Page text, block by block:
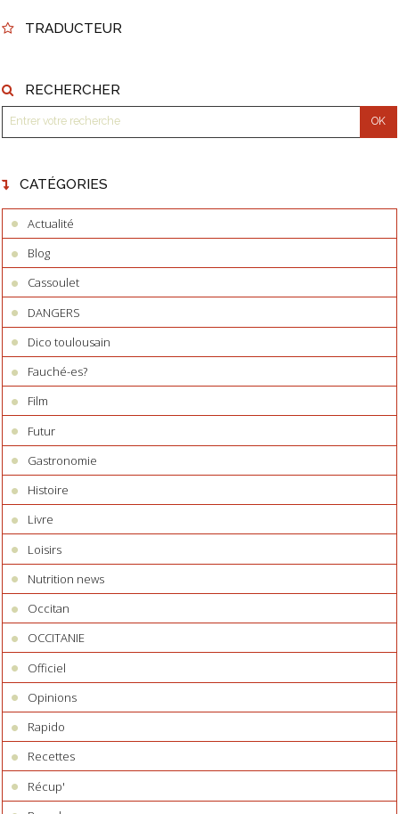
TRADUCTEUR
RECHERCHER
CATÉGORIES
Actualité
Blog
Cassoulet
DANGERS
Dico toulousain
Fauché-es?
Film
Futur
Gastronomie
Histoire
Livre
Loisirs
Nutrition news
Occitan
OCCITANIE
Officiel
Opinions
Rapido
Recettes
Récup'